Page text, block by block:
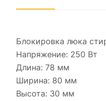
Блокировка люка
Напряжение: 250 Вт
Длина: 78 мм
Ширина: 80 мм
Высота: 30 мм